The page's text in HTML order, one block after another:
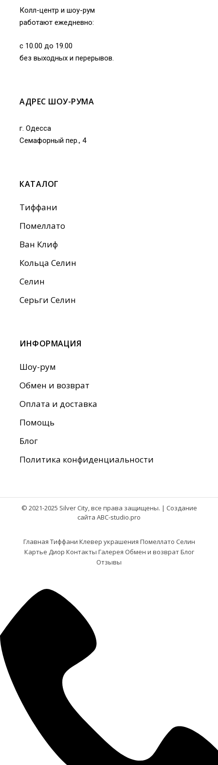
Колл-центр и шоу-рум
работают ежедневно:
с 10.00 до 19.00
без выходных и перерывов.
АДРЕС ШОУ-РУМА
г. Одесса
Семафорный пер., 4
КАТАЛОГ
Тиффани
Помеллато
Ван Клиф
Кольца Селин
Селин
Серьги Селин
ИНФОРМАЦИЯ
Шоу-рум
Обмен и возврат
Оплата и доставка
Помощь
Блог
Политика конфиденциальности
© 2021-2025 Silver City, все права защищены. | Создание
сайта ABC-studio.pro
Главная Тиффани Клевер украшения Помеллато Селин
Картье Диор Контакты Галерея Обмен и возвратБлог
Отзывы